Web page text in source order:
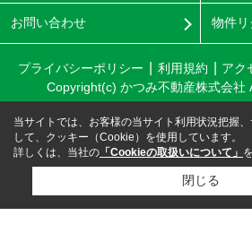
お問い合わせ 物件リ
プライバシーポリシー 利用規約 アク
Copyright(c) かつみ不動産株式会社
当サイトでは、お客様の当サイト利用状況把握
して、クッキー（Cookie）を使用しています。
詳しくは、当社の 「Cookieの取扱いについて」
閉じる